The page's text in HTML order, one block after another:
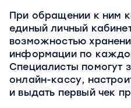
При обращении к ним
единый личный
возможностью
информации по
Специалисты помогут
онлайн-кассу,
и выдать первый чек